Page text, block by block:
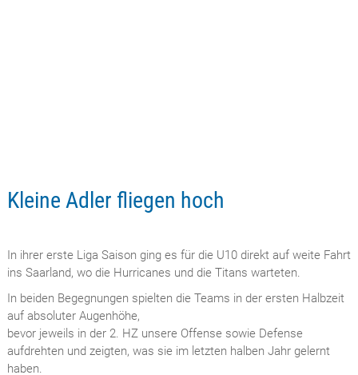
Kleine Adler fliegen hoch
In ihrer erste Liga Saison ging es für die U10 direkt auf weite Fahrt
ins Saarland, wo die Hurricanes und die Titans warteten.
In beiden Begegnungen spielten die Teams in der ersten Halbzeit
auf absoluter Augenhöhe,
bevor jeweils in der 2. HZ unsere Offense sowie Defense
aufdrehten und zeigten, was sie im letzten halben Jahr gelernt
haben.